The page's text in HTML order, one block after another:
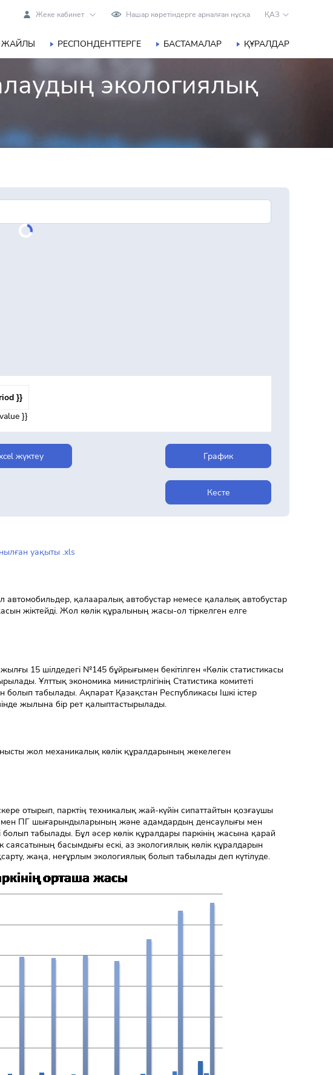
Жеке кабинет Нашар көретіндерге арналған нұсқа ҚАЗ
РЕСПОНДЕНТТЕРГЕ БАСТАМАЛАР ҚҰРАЛДАР
экологиялық
}}
}}
жүктеу График
Кесте
уақыты .xls
автомобильдер, қалааралық автобустар немесе қалалық автобустар
жіктейді. Жол көлік құралының жасы-ол тіркелген елге
15 шілдедегі №145 бұйрығымен бекітілген «Көлік статистикасы
Ұлттық экономика министрлігінің Статистика комитеті
болып табылады. Ақпарат Қазақстан Республикасы Ішкі істер
жылына бір рет қалыптастырылады.
жол механикалық көлік құралдарының жекелеген
отырып, парктің техникалық жай-күйін сипаттайтын қозғаушы
мен ПГ шығарындыларының және адамдардың денсаулығы мен
табылады. Бұл әсер көлік құралдары паркінің жасына қарай
басымдығы ескі, аз экологиялық көлік құралдарын
жаңа, неғұрлым экологиялық болып табылады деп күтілуде.